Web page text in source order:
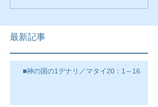
最新記事
■神の国の1デナリ／マタイ20：1～16